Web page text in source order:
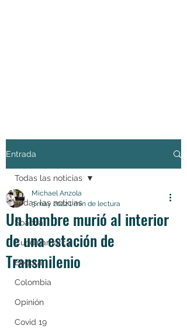
Entrada
Todas las noticias
Soacha
Cundinamarca
Bogotá
Colombia
Opinión
Covid 19
Todas las noticias
Un hombre murió al interior
de una estación de
Transmilenio
Michael Anzola
3 may 20221 min de lectura